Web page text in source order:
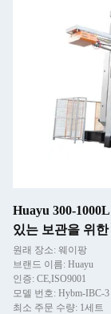
Huayu 300-
있는 보관을 위
원래 장소: 웨이팡
브랜드 이름: Huayu
인증: CE,ISO9001
모델 번호: Hybm-IBC-3
최소 주문 수량: 1세트